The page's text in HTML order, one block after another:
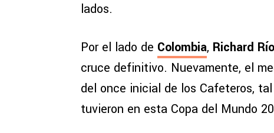
lados.
Por el lado de Colombia, Richard
cruce definitivo. Nuevamente, el
del once inicial de los Cafeteros,
tuvieron en esta Copa del Mundo